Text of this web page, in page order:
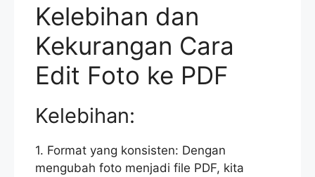
Kelebihan dan
Kekurangan Cara
Edit Foto ke PDF
Kelebihan:
1. Format yang konsisten: Dengan
mengubah foto menjadi file PDF, kita